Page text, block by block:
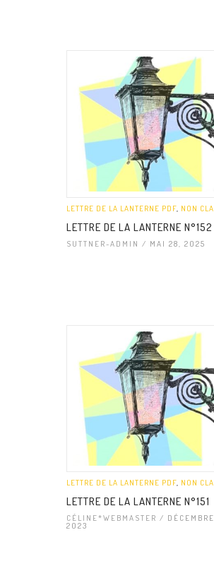
LETTRE DE LA LANTERNE PDF NON
LETTRE DE LA LANTERNE N°152
SUTTNER-ADMIN / MAI 28, 2025
LETTRE DE LA LANTERNE PDF NON
LETTRE DE LA LANTERNE N°151
CÉLINE*WEBMASTER / DÉCEMBRE
2023